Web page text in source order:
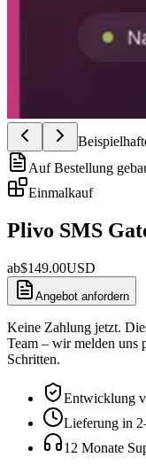
Auf Bestellung
Einmalkauf
Plivo SMS
ab$149.00USD
Angebot anfordern
Keine Zahlung jetzt.
Team – wir melden uns
Schritten.
Entwicklung
Lieferung in
12 Monate